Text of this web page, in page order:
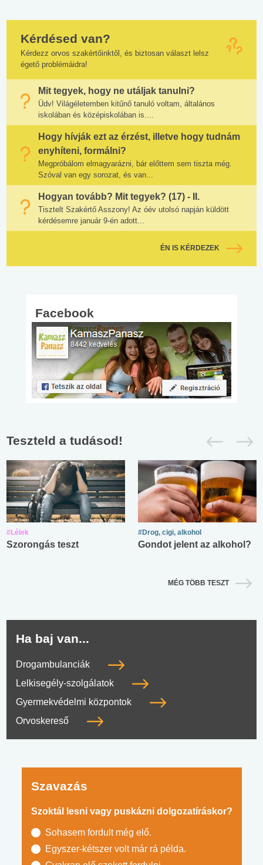
Kérdésed van?
Kérdezz orvos szakértőinktől, és biztosan választ lelsz
égető problémáidra!
Mit tegyek, hogy ne utáljak tanulni?
Üdv! Világéletemben kitűnő tanuló voltam, általános
iskolában és középiskolában is....
Hogy hívják ezt az érzést, illetve hogy tudnám
enyhíteni, formálni?
Megpróbálom elmagyarázni, bár előttem sem tiszta még.
Szóval van egy sorozat, és van...
Hogyan tovább? Mit tegyek? (17) - II.
Tisztelt Szakértő Asszony! Az óév utolsó napján küldött
kérdésemre január 9-én adott...
ÉN IS KÉRDEZEK
Facebook
Teszteld a tudásod!
#Lélek
Szorongás teszt
#Drog, cigi, alkohol
Gondot jelent az alkohol?
MÉG TÖBB TESZT
Ha baj van...
Drogambulanciák
Lelkisegély-szolgálatok
Gyermekvédelmi központok
Orvoskereső
Szavazás
Szoktál lesni vagy puskázni dolgozatíráskor?
Sohasem fordult még elő.
Egyszer-kétszer volt már rá példa.